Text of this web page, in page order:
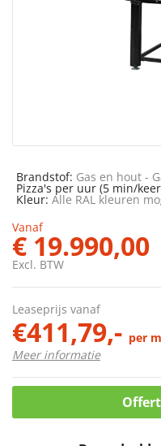
Brandstof: Gas en hout -
Pizza's per uur (5 min/
Kleur: Alle RAL kleuren
Vanaf
€ 19.990,00
Excl. BTW
Leaseprijs vanaf
€411,79,- per
Meer informatie